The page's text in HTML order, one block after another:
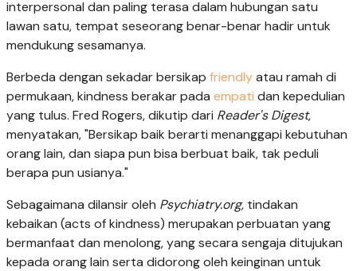
interpersonal dan paling terasa dalam hubungan satu
lawan satu, tempat seseorang benar-benar hadir untuk
mendukung sesamanya.
Berbeda dengan sekadar bersikap friendlyatau ramah di
permukaan, kindness berakar pada empati dan kepedulian
yang tulus. Fred Rogers, dikutip dari Reader's Digest,
menyatakan, "Bersikap baik berarti menanggapi kebutuhan
orang lain, dan siapa pun bisa berbuat baik, tak peduli
berapa pun usianya."
Sebagaimana dilansir oleh Psychiatry.org, tindakan
kebaikan (acts of kindness) merupakan perbuatan yang
bermanfaat dan menolong, yang secara sengaja ditujukan
kepada orang lain serta didorong oleh keinginan untuk